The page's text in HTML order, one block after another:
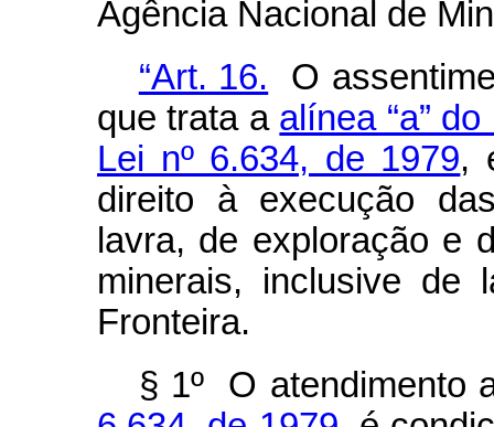
Agência Nacional de
“Art. 16. O
que trata a alínea “a”
Lei nº 6.634, de 1979,
direito à execução
lavra, de exploração e
minerais, inclusive de
Fronteira.
§ 1º O atendimento